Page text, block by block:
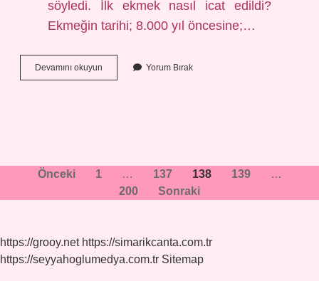
söyledi. İlk ekmek nasıl icat edildi?
Ekmeğin tarihi; 8.000 yıl öncesine;…
Devamını okuyun Ekmeğin
Anavatanı
Yorum Bırak
Yazı
sayfalaması
Önceki 1 … 137 138 139
…
200
Sonraki
https://grooy.net https://simarikcanta.com.tr
https://seyyahoglumedya.com.tr Sitemap